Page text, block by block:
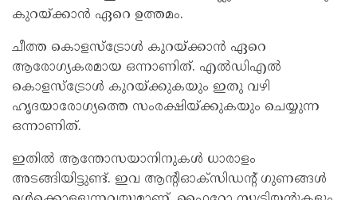
കുറയ്ക്കാൻ ഏറെ ഉത്തമം.
ചീത്ത കൊളസ്‌ട്രോൾ കുറയ്ക്കാൻ ഏറെ
ആരോഗ്യകരമായ ഒന്നാണിത്. എൽഡിഎൽ
കൊളസ്‌ട്രോൾ കുറയ്ക്കുകയും ഇതു വഴി
ഹൃദയാരോഗ്യത്തെ സംരക്ഷിയ്ക്കുകയും ചെയ്യുന്ന
ഒന്നാണിത്.
ഇതിൽ ആന്തോസയാനിനുകൾ ധാരാളം
അടങ്ങിയിട്ടുണ്ട്. ഇവ ആന്റിഓക്‌സിഡന്റ് ഗുണങ്ങൾ